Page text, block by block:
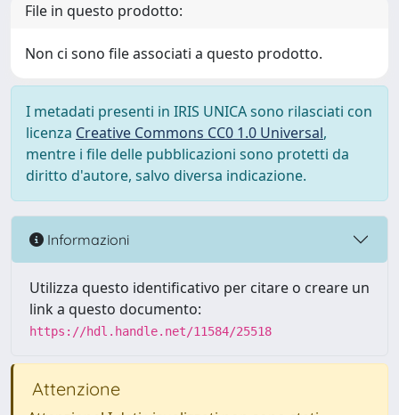
File in questo prodotto:
Non ci sono file associati a questo prodotto.
I metadati presenti in IRIS UNICA sono rilasciati con
licenza Creative Commons CC0 1.0 Universal,
mentre i file delle pubblicazioni sono protetti da
diritto d'autore, salvo diversa indicazione.
Informazioni
Utilizza questo identificativo per citare o creare un
link a questo documento:
https://hdl.handle.net/11584/25518
Attenzione